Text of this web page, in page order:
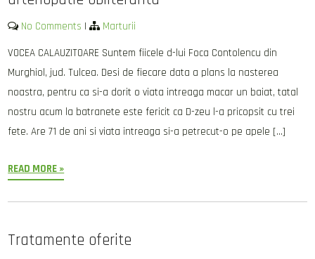
No Comments |
Marturii
VOCEA CALAUZITOARE Suntem fiicele d-lui Foca Contolencu din
Murghiol, jud. Tulcea. Desi de fiecare data a plans la nasterea
noastra, pentru ca si-a dorit o viata intreaga macar un baiat, tatal
nostru acum la batranete este fericit ca D-zeu l-a pricopsit cu trei
fete. Are 71 de ani si viata intreaga si-a petrecut-o pe apele […]
READ MORE »
Tratamente oferite